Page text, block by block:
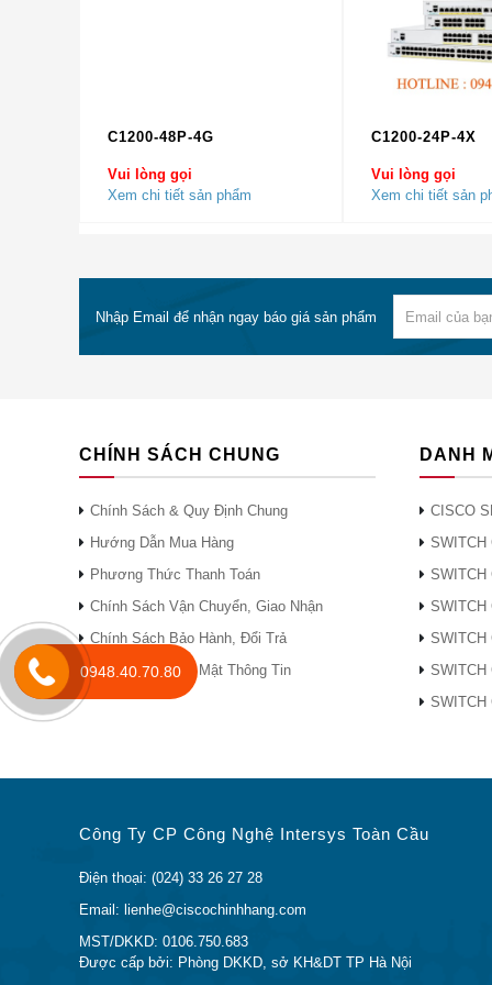
Amber nhấp nháy
POE BOOST
Power Over
Ethernet Boost
LÀ C
ISC
màu xanh lá
Trạng thái của
người hâm mộ
Amber nhấp nháy
STAT
Xanh lục đậm
Các mô-đun, thẻ, giấy phép & phụ kiện
Bảng 3 cho thấy một số mô đun, thẻ, giấy
C1200-48P-4G
Vui lòng gọi
Xem chi tiết sản phẩm
C1200-24P-4X
Vui lòng gọi
Xem chi tiết sản
Nhập Email để nhận ngay báo giá sản phẩm
CHÍNH SÁCH CHUNG
Chính Sách & Quy Định Chung
Hướng Dẫn Mua Hàng
Phương Thức Thanh Toán
Chính Sách Vận Chuyển, Giao Nhận
Chính Sách Bảo Hành, Đổi Trả
Chính Sách Bảo Mật Thông Tin
DANH
CISCO
SWITCH
SWITCH
SWITCH
SWITCH
SWITCH
SWITCH
Công Ty CP Công Nghệ Intersys Toàn Cầu
Điện thoại: (024) 33 26 27 28
Email: lienhe@ciscochinhhang.com
MST/DKKD: 0106.750.683
Được cấp bởi: Phòng DKKD, sở KH&DT TP Hà Nội
0948.40.70.80